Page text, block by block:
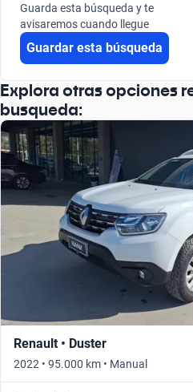
Busca por versión
Guarda esta búsqueda y te
avisaremos cuando llegue
Guardar esta búsqueda
Explora otras opciones
busqueda:
Renault • Duster
2022 • 95.000 km • Manual